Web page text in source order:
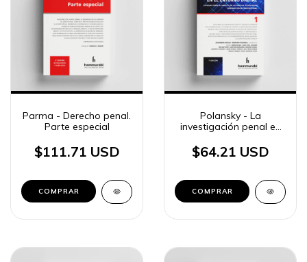
Parma - Derecho penal.
Parte especial
$111.71 USD
COMPRAR
Polansky - La
investigación penal en
$64.21 USD
COMPRAR